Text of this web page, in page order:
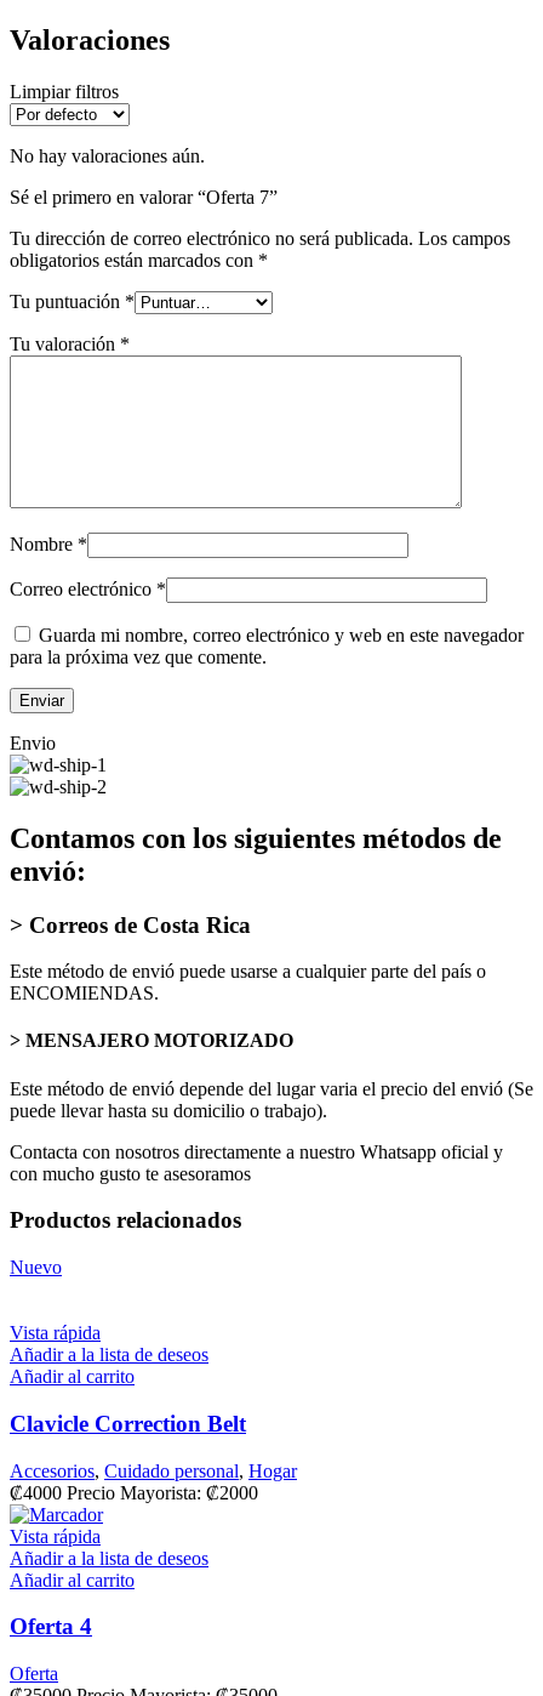
Valoraciones
Limpiar filtros
No hay valoraciones aún.
Sé el primero en valorar “Oferta 7”
Tu dirección de correo electrónico no será publicada. Los campos
obligatorios están marcados con *
Tu puntuación *
Tu valoración *
Nombre *
Correo electrónico *
Guarda mi nombre, correo electrónico y web en este navegador
para la próxima vez que comente.
Envio
Contamos con los siguientes métodos de
envió:
> Correos de Costa Rica
Este método de envió puede usarse a cualquier parte del país o
ENCOMIENDAS.
> MENSAJERO MOTORIZADO
Este método de envió depende del lugar varia el precio del envió (Se
puede llevar hasta su domicilio o trabajo).
Contacta con nosotros directamente a nuestro Whatsapp oficial y
con mucho gusto te asesoramos
Productos relacionados
Nuevo
Vista rápida
Añadir a la lista de deseos
Añadir al carrito
Clavicle Correction Belt
Accesorios, Cuidado personal, Hogar
₡4000 Precio Mayorista: ₡2000
Vista rápida
Añadir a la lista de deseos
Añadir al carrito
Oferta 4
Oferta